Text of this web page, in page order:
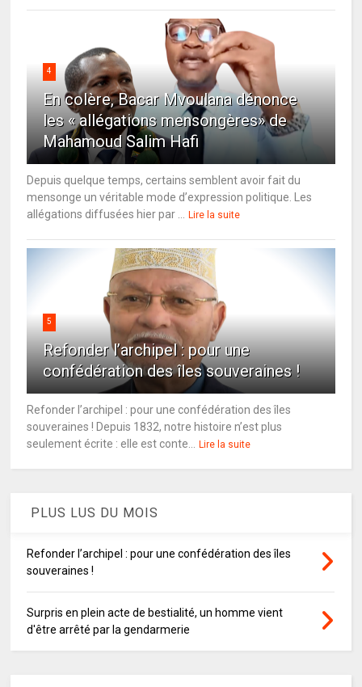
4
En colère, Bacar Mvoulana dénonce
les « allégations mensongères» de
Mahamoud Salim Hafi
Depuis quelque temps, certains semblent avoir fait du
mensonge un véritable mode d’expression politique. Les
allégations diffusées hier par ...
Lire la suite
5
Refonder l’archipel : pour une
confédération des îles souveraines !
Refonder l’archipel : pour une confédération des îles
souveraines ! Depuis 1832, notre histoire n’est plus
seulement écrite : elle est conte...
Lire la suite
PLUS LUS DU MOIS
Refonder l’archipel : pour une confédération des îles
souveraines !
Surpris en plein acte de bestialité, un homme vient
d'être arrêté par la gendarmerie